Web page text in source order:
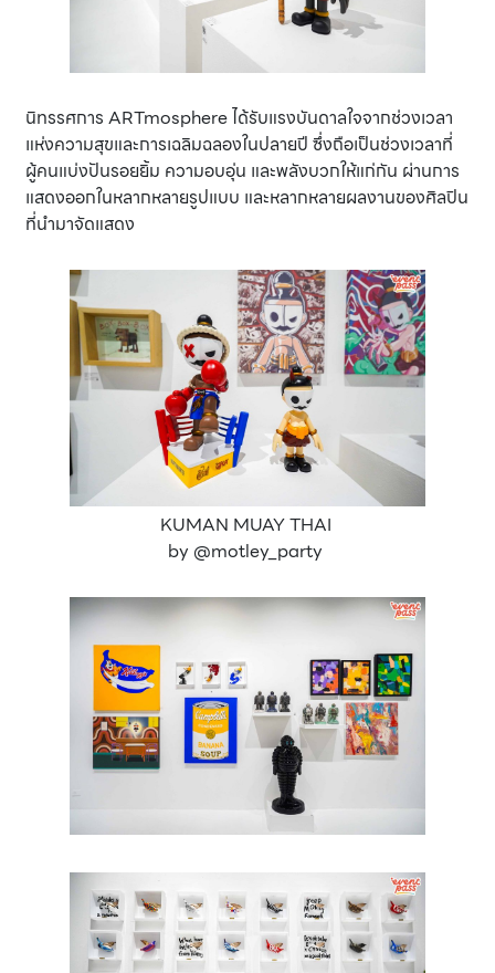
นิทรรศการ ARTmosphere ได้รับแรงบันดาลใจจากช่วงเวลา
แห่งความสุขและการเฉลิมฉลองในปลายปี ซึ่งถือเป็นช่วงเวลาที่
ผู้คนแบ่งปันรอยยิ้ม ความอบอุ่น และพลังบวกให้แก่กัน ผ่านการ
แสดงออกในหลากหลายรูปแบบ และหลากหลายผลงานของศิลปิน
ที่นำมาจัดแสดง
KUMAN MUAY THAI
by @motley_party